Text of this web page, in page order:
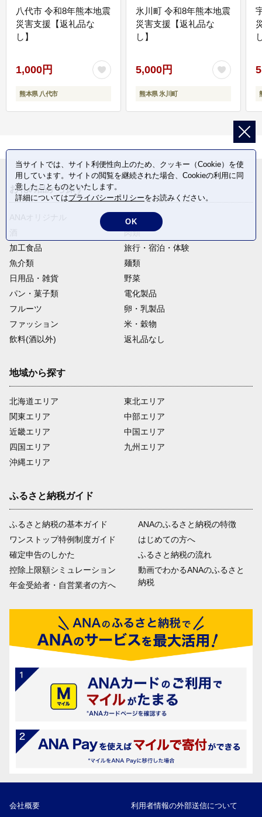
八代市 令和8年熊本地震
災害支援【返礼品な
し】
1,000円
熊本県 八代市
氷川町 令和8年熊本地震
災害支援【返礼品な
し】
5,000円
熊本県 氷川町
お礼の品から探す
定期便
肉類
加工食品
旅行・宿泊・体験
魚介類
麺類
日用品・雑貨
野菜
パン・菓子類
電化製品
フルーツ
卵・乳製品
ファッション
米・穀物
飲料(酒以外)
返礼品なし
地域から探す
北海道エリア
関東エリア
近畿エリア
四国エリア
沖縄エリア
東北エリア
中部エリア
中国エリア
九州エリア
ふるさと納税ガイド
ふるさと納税の基本ガイド
ワンストップ特例制度ガイド
確定申告のしかた
控除上限額シミュレーション
年金受給者・自営業者の方へ
ANAのふるさと納税の特徴
はじめての方へ
ふるさと納税の流れ
動画でわかるANAのふるさと
納税
会社概要
利用者情報の外部送信について
当サイトでは、サイト利便性向上のため、クッキー（Cookie）を使
用しています。サイトの閲覧を継続された場合、Cookieの利用に同
意したことものといたします。
詳細についてはプライバシーポリシーをお読みください。
OK